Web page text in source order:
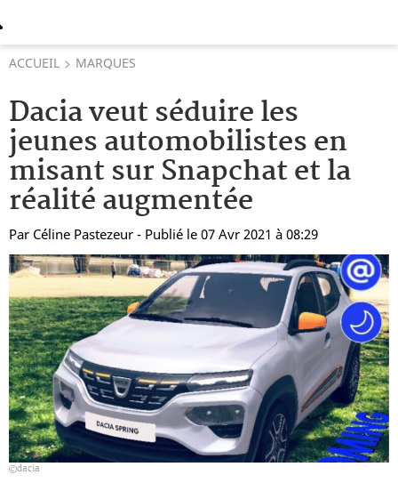
ACCUEIL MARQUES
Dacia veut séduire les
jeunes automobilistes en
misant sur Snapchat et la
réalité augmentée
Par Céline Pastezeur - Publié le 07 Avr 2021 à 08:29
dacia